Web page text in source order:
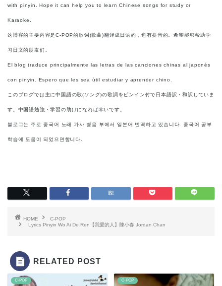
with pinyin. Hope it can help you to learn Chinese songs for study or
Karaoke.
这博客的主要内容是C-POP的歌词(歌曲)翻译成日语的，也有拼音的。希望能够帮助学
习日文的朋友们。
El blog traduce principalmente las letras de las canciones chinas al japonés
con pinyin. Espero que les sea útil estudiar y aprender chino.
このブログでは主に中国語の歌(ソング)の歌詞をピンイン付で日本語訳・和訳していま
す。中国語勉強・学習の助けになれば幸いです。
블로그는 주로 중국어 노래 가사 병음 부에서 일본어 번역하고 있습니다. 중국어 공부
학습에 도움이 되었으면합니다.
HOME
C-POP
Lyrics Pinyin Wo Ai De Ren【我愛的人】陳小春 Jordan Chan
RELATED POST
C-POP C-POP